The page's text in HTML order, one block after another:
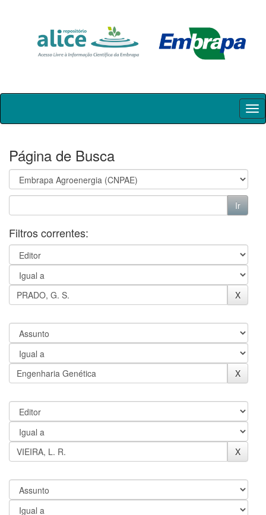
Skip
Página de Busca
Filtros correntes: